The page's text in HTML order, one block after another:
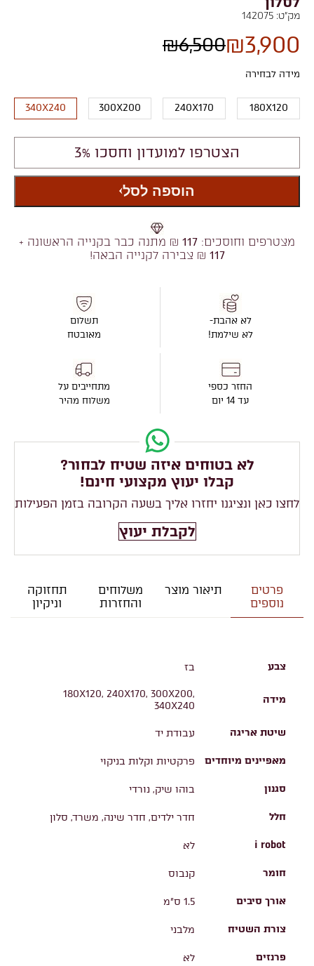
מק"ט: 142075
₪6,500₪3,900
מידה לבחירה
180X120
240X170
300X200
340X240
הצטרפו למועדון וחסכו 3%
הוספה לסל
מצטרפים וחוסכים: 117 ₪ מתנה כבר בקנייה הראשונה +
117 ₪ צבירה לקנייה הבאה!
לא אהבת-
לא שילמת!
החזר כספי
עד 14 יום
תשלום
מאובטח
מתחייבים על
משלוח מהיר
לא בטוחים איזה שטיח לבחור?
קבלו יעוץ מקצועי חינם!
לחצו כאן ונציגנו יחזרו אליך בשעה הקרובה בזמן הפעילות
לקבלת יעוץ
פרטים
נוספים
תיאור מוצר
משלוחים
והחזרות
תחזוקה
וניקיון
צבע בז
מידה
180X120, 240X170, 300X200,
340X240
שיטת אריגה עבודת יד
מאפיינים מיוחדים פרקטיות וקלות בניקוי
סגנון בוהו שיק, נורדי
חלל חדר ילדים, חדר שינה, משרד, סלון
i robot לא
חומר קנבוס
אורך סיבים 1.5 ס"מ
צורת השטיח מלבני
פרנזים לא